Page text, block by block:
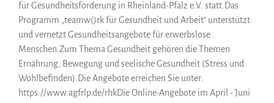
für Gesundheitsförderung in Rheinland-Pfalz e.V. statt.Das
Programm „teamw()rk für Gesundheit und Arbeit" unterstützt
und vernetzt Gesundheitsangebote für erwerbslose
Menschen.Zum Thema Gesundheit gehören die Themen
Ernährung, Bewegung und seelische Gesundheit (Stress und
Wohlbefinden).Die Angebote erreichen Sie unter:
https://www.agfrlp.de/rhkDie Online-Angebote im April - Juni